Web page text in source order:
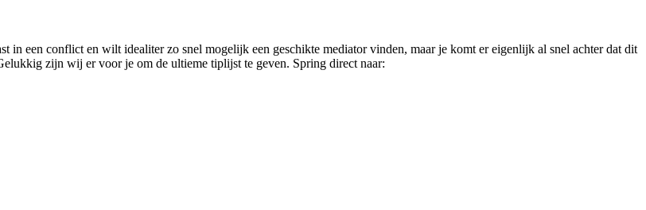
in een conflict en wilt idealiter zo snel mogelijk een geschikte mediator vinden, maar je komt er eigenlijk al snel achter dat dit
zijn wij er voor je om de ultieme tiplijst te geven. Spring direct naar: